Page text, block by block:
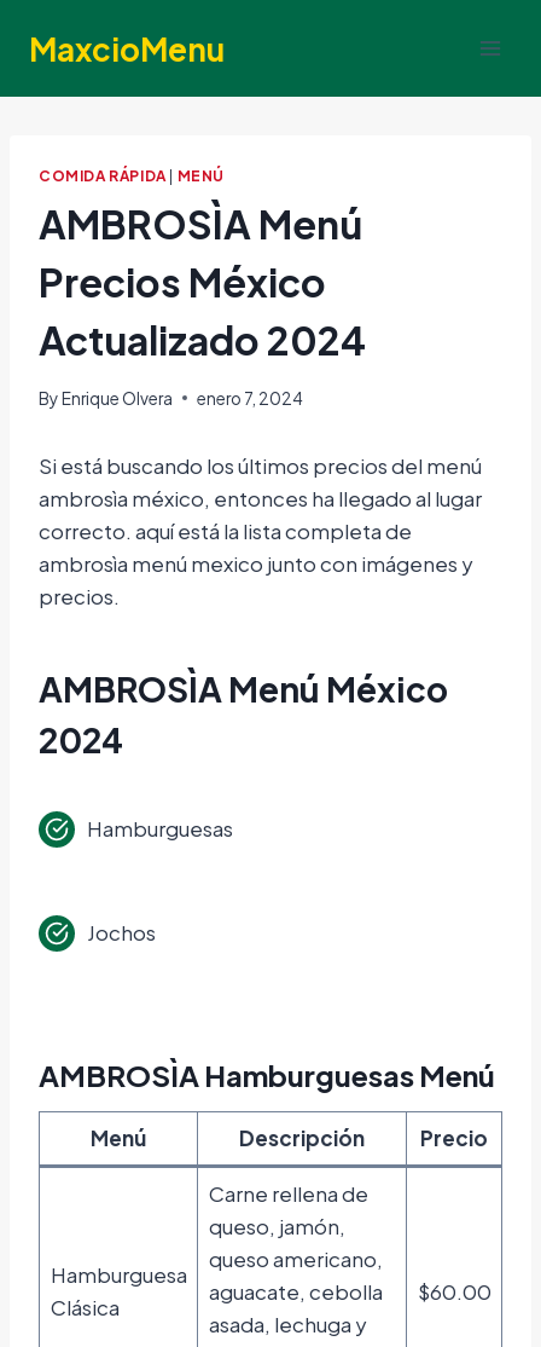
MaxcioMenu
COMIDA RÁPIDA| MENÚ
AMBROSÌA Menú
Precios México
Actualizado 2024
ByEnrique Olvera enero 7, 2024
Si está buscando los últimos precios del menú
ambrosìa méxico, entonces ha llegado al lugar
correcto. aquí está la lista completa de
ambrosìa menú mexico junto con imágenes y
precios.
AMBROSÌA Menú México
2024
Hamburguesas
Jochos
AMBROSÌA Hamburguesas Menú
Menú Descripción Precio
Hamburguesa
Clásica
Carne rellena de
queso, jamón,
queso americano,
aguacate, cebolla
asada, lechuga y
$60.00